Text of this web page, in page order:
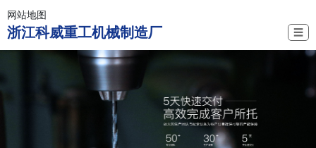
网站地图
浙江科威重工机械制造厂 ☰